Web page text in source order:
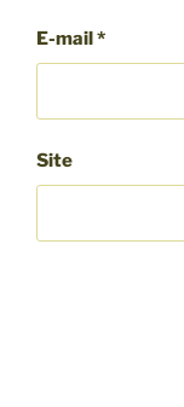
E-mail *
Site